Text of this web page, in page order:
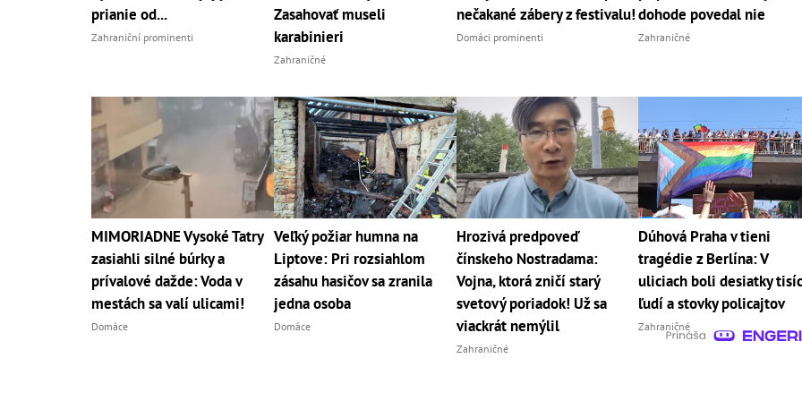
prianie od...
Zahraniční prominenti
Zasahovať museli
karabinieri
Zahraničné
nečakané zábery z festivalu!
Domáci prominenti
dohode povedal nie
Zahraničné
MIMORIADNE Vysoké Tatry
zasiahli silné búrky a
prívalové dažde: Voda v
mestách sa valí ulicami!
Domáce
Veľký požiar humna na
Liptove: Pri rozsiahlom
zásahu hasičov sa zranila
jedna osoba
Domáce
Hrozivá predpoveď
čínskeho Nostradama:
Vojna, ktorá zničí starý
svetový poriadok! Už sa
viackrát nemýlil
Zahraničné
Dúhová Praha v tieni
tragédie z Berlína: V
uliciach boli desiatky
ľudí a stovky policajtov
Zahraničné